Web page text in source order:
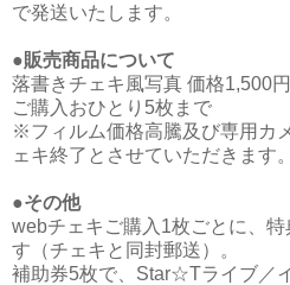
で発送いたします。
●販売商品について
落書きチェキ風写真 価格1,500円
ご購入おひとり5枚まで
※フィルム価格高騰及び専用カ
ェキ終了とさせていただきます。
●その他
webチェキご購入1枚ごとに、
す（チェキと同封郵送）。
補助券5枚で、Star☆Tライブ／